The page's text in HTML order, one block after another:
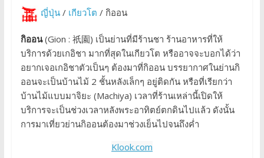
ญี่ปุ่น/ เกียวโต / กิออน
กิออน(Gion : 祇園) เป็นย่านที่มีร้านชา ร้านอาหารที่ให้
บริการด้วยเกอิชา มากที่สุดในเกียวโต หรืออาจจะบอกได้ว่า
อยากเจอเกอิชาตัวเป็นๆ ต้องมาที่กิออน บรรยากาศในย่านกิ
ออนจะเป็นบ้านไม้ 2 ชั้นหลังเล็กๆ อยู่ติดกัน หรือที่เรียกว่า
บ้านไม้แบบมาจิยะ (Machiya) เวลาที่ร้านเหล่านี้เปิดให้
บริการจะเป็นช่วงเวลาหลังพระอาทิตย์ตกดินไปแล้ว ดังนั้น
การมาเที่ยวย่านกิออนต้องมาช่วงเย็นไปจนถึงค่ำ
Klook.com